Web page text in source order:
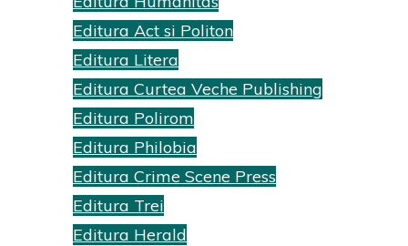
Editura Act si Politon
Editura Litera
Editura Curtea Veche Publishing
Editura Polirom
Editura Philobia
Editura Crime Scene Press
Editura Trei
Editura Herald
Archive for
"Beletristică"